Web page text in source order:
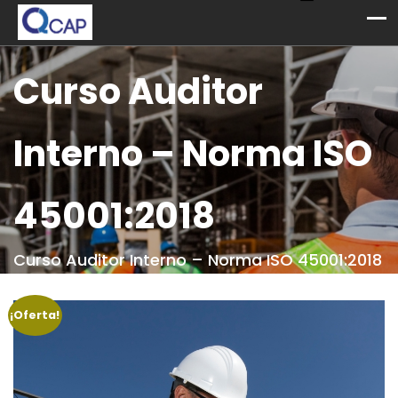
Curso Auditor
Interno – Norma ISO
45001:2018
Curso Auditor Interno – Norma ISO 45001:2018
¡Oferta!